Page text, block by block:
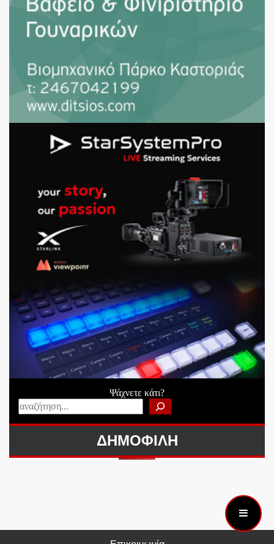
Ψάχνετε κάτι?
ΔΗΜΟΦΙΛΗ